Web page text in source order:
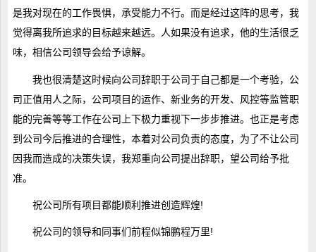
是我对现在的工作畏惧，承受能力不行。而是经过这阵的思考，我
觉得离我所追求的目标越来越远。人如果没有追求，他的生活很乏
味，相信公司领导会给予谅解。
我也很清楚这时候向公司辞职于公司于自己都是一个考验，公
司正值用人之际，公司项目的运作、新业务的开发、风控等监管职
能的完善等等工作在公司上下极力重视下一步步推进。也正是考虑
到公司今后推进的合理性，本着对公司负责的态度，为了不让公司
因我而造成的决策失误，我郑重向公司提出辞职，望公司给予批
准。
祝公司所有项目都能顺利推进创造辉煌!
祝公司的领导和同事们前程似锦鹏程万里!